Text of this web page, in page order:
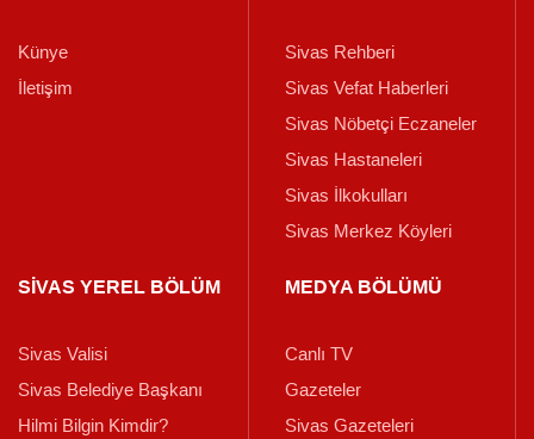
Künye
İletişim
Sivas Rehberi
Sivas Vefat Haberleri
Sivas Nöbetçi Eczaneler
Sivas Hastaneleri
Sivas İlkokulları
Sivas Merkez Köyleri
SİVAS YEREL BÖLÜM
Sivas Valisi
Sivas Belediye Başkanı
Hilmi Bilgin Kimdir?
MEDYA BÖLÜMÜ
Canlı TV
Gazeteler
Sivas Gazeteleri